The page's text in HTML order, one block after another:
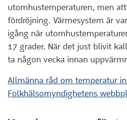
utomhustemperaturen, men
fördröjning. Värmesystem är
igång när
17 grader. När det just blivit
ta någon vecka innan
Allmänna råd om temperatur
Folkhälsomyndighetens